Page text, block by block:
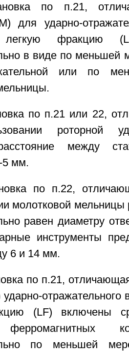
по п.21,
для ударно-
фракцию
в виде по меньшей
или по
по п.21 или 22,
роторной
между
5 мм.
по п.22,
молотковой мельницы
равен диаметру
инструменты
6 и 14 мм.
по п.21,
отражательного
(LF) включены
ферромагнитных
по меньшей